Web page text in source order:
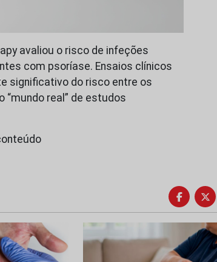
avaliou o risco de infeções
com psoríase. Ensaios clínicos
significativo do risco entre os
real” de estudos